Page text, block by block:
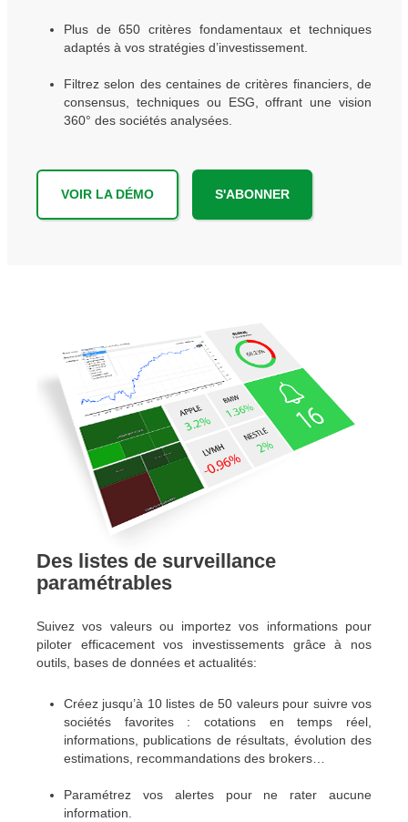
Plus de 650 critères fondamentaux et techniques
adaptés à vos stratégies d’investissement.
Filtrez selon des centaines de critères financiers, de
consensus, techniques ou ESG, offrant une vision
360° des sociétés analysées.
VOIR LA DÉMO S'ABONNER
Des listes de surveillance
paramétrables
Suivez vos valeurs ou importez vos informations pour
piloter efficacement vos investissements grâce à nos
outils, bases de données et actualités:
Créez jusqu’à 10 listes de 50 valeurs pour suivre vos
sociétés favorites : cotations en temps réel,
informations, publications de résultats, évolution des
estimations, recommandations des brokers…
Paramétrez vos alertes pour ne rater aucune
information.